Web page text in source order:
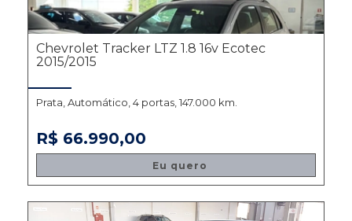
Chevrolet Tracker LTZ 1.8 16v Ecotec
2015/2015
Prata, Automático, 4 portas, 147.000 km.
R$ 66.990,00
Eu quero